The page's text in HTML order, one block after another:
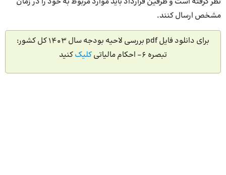
مشخص ارسال کنند.
برای دانلود فایل pdf بررسی لاحیه بودجه سال 1403 کل کشور:
تبصره 6- احکام مالیاتی
کلیککنید